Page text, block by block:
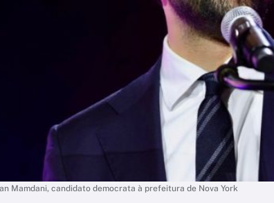
Mamdani, candidato democrata à prefeitura de Nova York